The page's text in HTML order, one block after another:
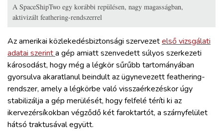
A SpaceShipTwo egy korábbi repülésen, nagy magasságban,
aktivizált feathering-rendszerrel
Az amerikai közlekedésbiztonsági szervezetelső vizsgálati
adatai szerinta gép amiatt szenvedett súlyos szerkezeti
károsodást, hogy még a légkör sűrűbb tartományában
gyorsulva akaratlanul beindult az ügynevezett feathering-
rendszer, amely a légkörbe való visszaérkezéskor úgy
stabilizálja a gép merülését, hogy felfelé téríti ki az
ikervezérsíkokban végződő két faroktartót, a szárnyfelület
hátsó traktusával együtt.